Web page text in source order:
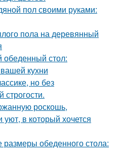
пол своими руками:
пола на деревянный
обеденный стол:
кухни
но без
строгости.
роскошь,
в который хочется
обеденного стола: